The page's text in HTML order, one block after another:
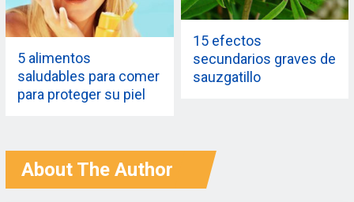
5 alimentos
saludables para comer
para proteger su piel
15 efectos
secundarios graves de
sauzgatillo
About The Author